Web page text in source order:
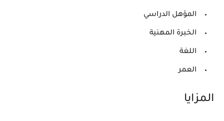
المؤهل الدراسي
الخبرة المهنية
اللغة
العمر
المزايا